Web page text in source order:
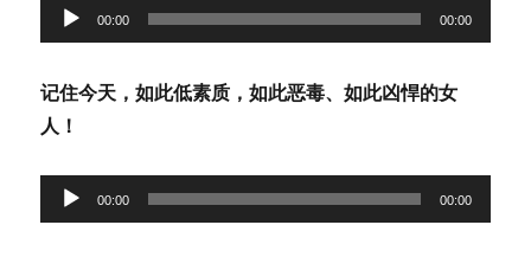
频
放
器
00:00 00:00
记住今天，如此低素质，如此恶毒、如此凶悍的女
人！
频
00:00 00:00